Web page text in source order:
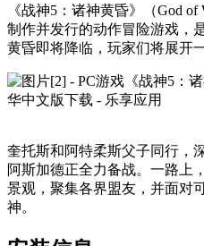
《战神5：诸神黄昏》（God
制作并发行的动作冒险游戏，
黄昏即将降临，玩家们将展开
奎托斯和阿特柔斯父子同行，
阿斯加德正全力备战。一路上
景观，聚集各界盟友，并面对
神。